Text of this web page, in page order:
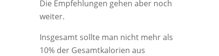
Die Empfehlungen gehen aber noch
weiter.
Insgesamt sollte man nicht mehr als
10% der Gesamtkalorien aus